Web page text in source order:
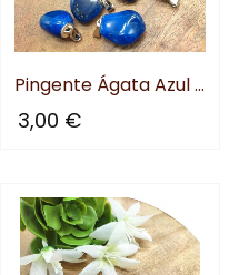
Pingente Ágata Azul Rolada
3,00 €